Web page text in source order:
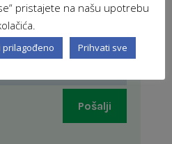
Pošalji
pristajete na našu upotrebu
prilagođeno Prihvati sve